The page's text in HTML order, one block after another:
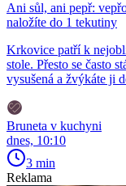
Ani sůl, ani pepř:
naložíte do 1 tekutiny
Krkovice patří k
stole. Přesto se často
vysušená a žvýkáte ji
Bruneta v kuchyni
dnes, 10:10
3 min
Reklama